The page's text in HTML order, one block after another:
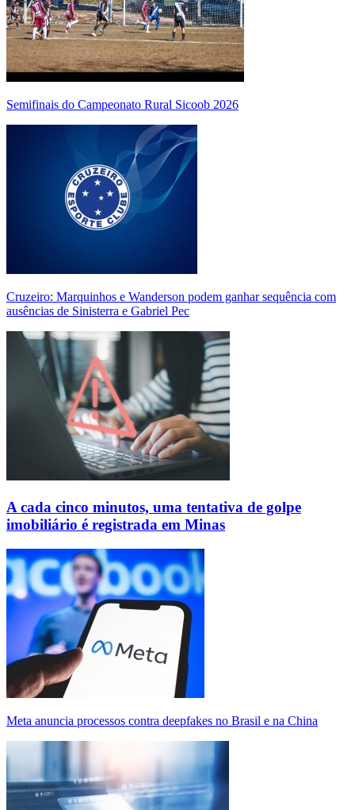
Semifinais do Campeonato Rural Sicoob 2026
Cruzeiro: Marquinhos e Wanderson podem ganhar sequência com
ausências de Sinisterra e Gabriel Pec
A cada cinco minutos, uma tentativa de golpe
imobiliário é registrada em Minas
Meta anuncia processos contra deepfakes no Brasil e na China